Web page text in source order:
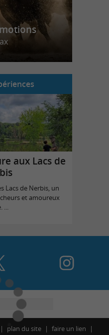
aux Lacs de
Lacs de Nerbis, un
et amoureux
...
plan du site faire un lien